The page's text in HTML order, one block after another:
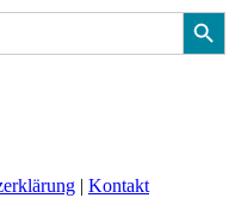
Search Button
| Kontakt